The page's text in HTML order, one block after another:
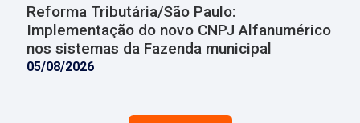
Reforma Tributária/São Paulo:
Implementação do novo CNPJ Alfanumérico
nos sistemas da Fazenda municipal
05/08/2026